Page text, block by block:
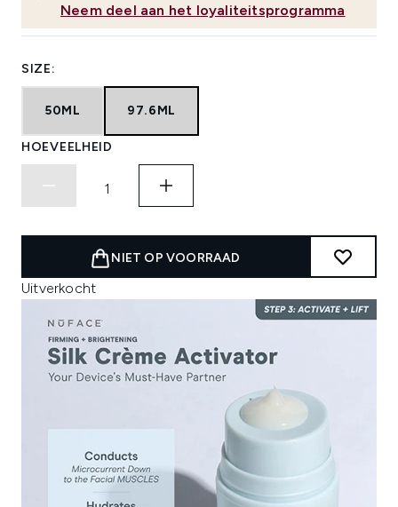
Neem deel aan het loyaliteitsprogramma
SIZE:
50ML 97.6ML
HOEVEELHEID
NIET OP VOORRAAD
Uitverkocht